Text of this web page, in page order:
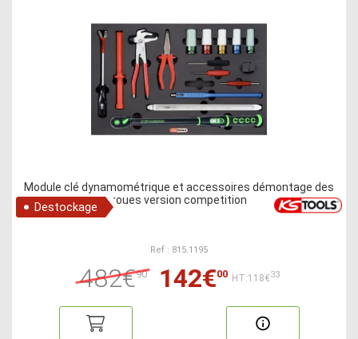
Module clé dynamométrique et accessoires démontage des
roues version competition
Destockage
Ref : 815.1195
482€90 142€00 HT:118€33